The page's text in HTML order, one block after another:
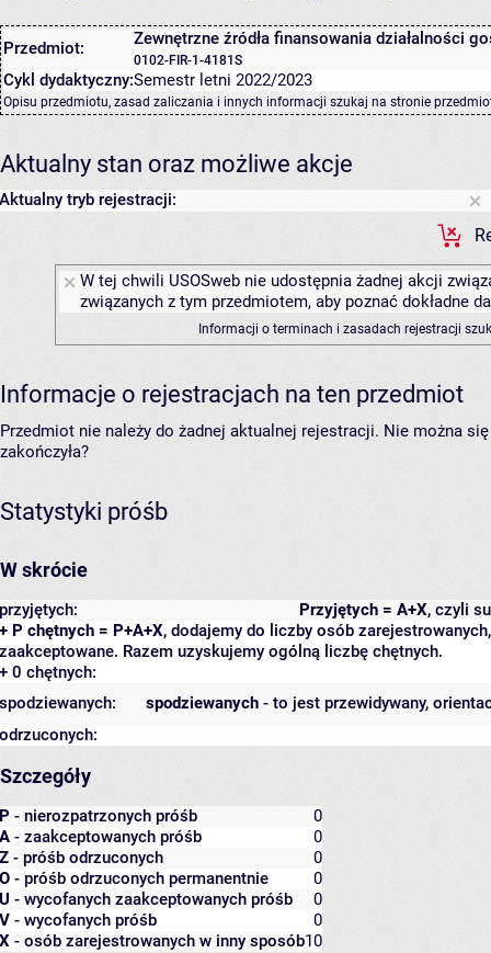
Przedmiot: Zewnętrzne źródła finansowania działalności
0102-FIR-1-4181S
Cykl dydaktyczny:Semestr letni 2022/2023
Opisu przedmiotu, zasad zaliczania i innych informacji szukaj na stronie
Aktualny stan oraz możliwe akcje
Aktualny tryb rejestracji:
W tej chwili USOSweb nie udostępnia żadnej akcji
związanych z tym przedmiotem, aby poznać dokładne
Informacji o terminach i zasadach rejestracji
Informacje o rejestracjach na ten przedmiot
Przedmiot nie należy do żadnej aktualnej rejestracji. Nie można
zakończyła?
Statystyki próśb
W skrócie
Przyjętych = A+X, czyli
przyjętych:
+ P chętnych = P+A+X, dodajemy do liczby osób
zaakceptowane. Razem uzyskujemy ogólną liczbę chętnych.
+ 0 chętnych:
spodziewanych - to jest przewidywany,
spodziewanych:
odrzuconych:
Szczegóły
P - nierozpatrzonych próśb
0
A - zaakceptowanych próśb
0
Z - próśb odrzuconych
0
O - próśb odrzuconych permanentnie
0
U - wycofanych zaakceptowanych próśb
0
V - wycofanych próśb
0
X - osób zarejestrowanych w inny sposób10